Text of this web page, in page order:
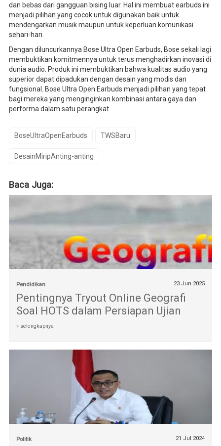
dan bebas dari gangguan bising luar. Hal ini membuat earbuds ini
menjadi pilihan yang cocok untuk digunakan baik untuk
mendengarkan musik maupun untuk keperluan komunikasi
sehari-hari.
Dengan diluncurkannya Bose Ultra Open Earbuds, Bose sekali lagi
membuktikan komitmennya untuk terus menghadirkan inovasi di
dunia audio. Produk ini membuktikan bahwa kualitas audio yang
superior dapat dipadukan dengan desain yang modis dan
fungsional. Bose Ultra Open Earbuds menjadi pilihan yang tepat
bagi mereka yang menginginkan kombinasi antara gaya dan
performa dalam satu perangkat.
BoseUltraOpenEarbuds TWSBaru
DesainMiripAnting-anting
Baca Juga:
Pendidikan 23 Jun 2025
Pentingnya Tryout Online Geografi
Soal HOTS dalam Persiapan Ujian
» selengkapnya
Politik 21 Jul 2024